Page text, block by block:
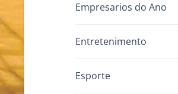
Empresarios do Ano
Entretenimento
Esporte